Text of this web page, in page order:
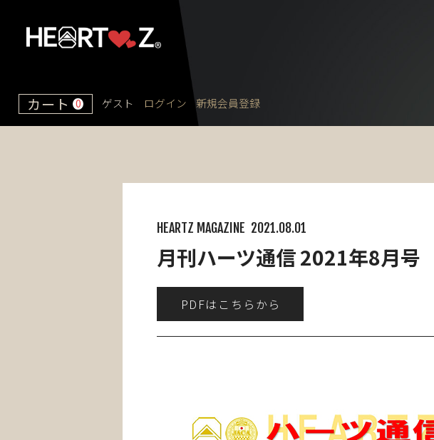
カート 0 ゲスト ログイン 新規会員登録
HEARTZ MAGAZINE 2021.08.01
月刊ハーツ通信 2021年8月号
PDFはこちらから